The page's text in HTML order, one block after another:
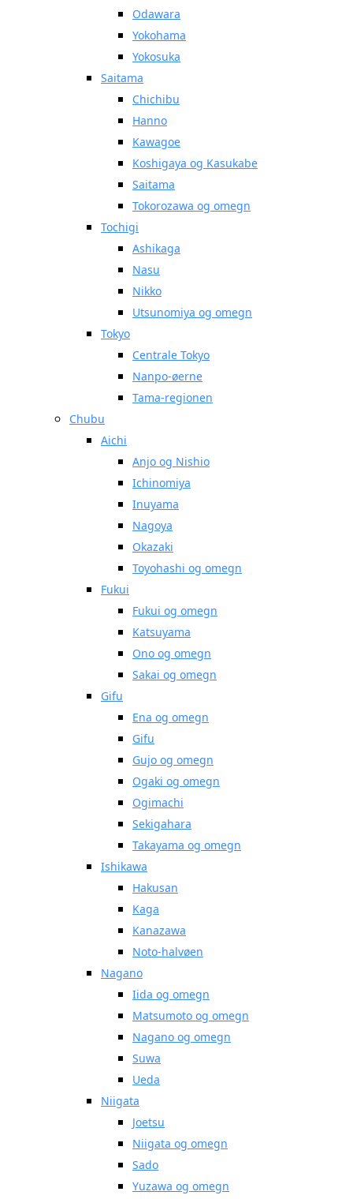
Odawara
Yokohama
Yokosuka
Saitama
Chichibu
Hanno
Kawagoe
Koshigaya og Kasukabe
Saitama
Tokorozawa og omegn
Tochigi
Ashikaga
Nasu
Nikko
Utsunomiya og omegn
Tokyo
Centrale Tokyo
Nanpo-øerne
Tama-regionen
Chubu
Aichi
Anjo og Nishio
Ichinomiya
Inuyama
Nagoya
Okazaki
Toyohashi og omegn
Fukui
Fukui og omegn
Katsuyama
Ono og omegn
Sakai og omegn
Gifu
Ena og omegn
Gifu
Gujo og omegn
Ogaki og omegn
Ogimachi
Sekigahara
Takayama og omegn
Ishikawa
Hakusan
Kaga
Kanazawa
Noto-halvøen
Nagano
Iida og omegn
Matsumoto og omegn
Nagano og omegn
Suwa
Ueda
Niigata
Joetsu
Niigata og omegn
Sado
Yuzawa og omegn